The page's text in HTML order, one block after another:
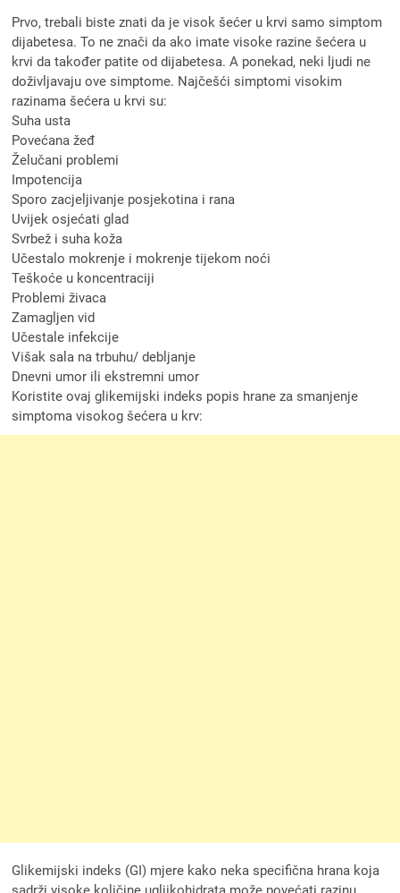
Prvo, trebali biste znati da je visok šećer u krvi samo simptom
dijabetesa. To ne znači da ako imate visoke razine šećera u
krvi da također patite od dijabetesa. A ponekad, neki ljudi ne
doživljavaju ove simptome. Najčešći simptomi visokim
razinama šećera u krvi su:
Suha usta
Povećana žeđ
Želučani problemi
Impotencija
Sporo zacjeljivanje posjekotina i rana
Uvijek osjećati glad
Svrbež i suha koža
Učestalo mokrenje i mokrenje tijekom noći
Teškoće u koncentraciji
Problemi živaca
Zamagljen vid
Učestale infekcije
Višak sala na trbuhu/ debljanje
Dnevni umor ili ekstremni umor
Koristite ovaj glikemijski indeks popis hrane za smanjenje
simptoma visokog šećera u krv:
Glikemijski indeks (GI) mjere kako neka specifična hrana koja